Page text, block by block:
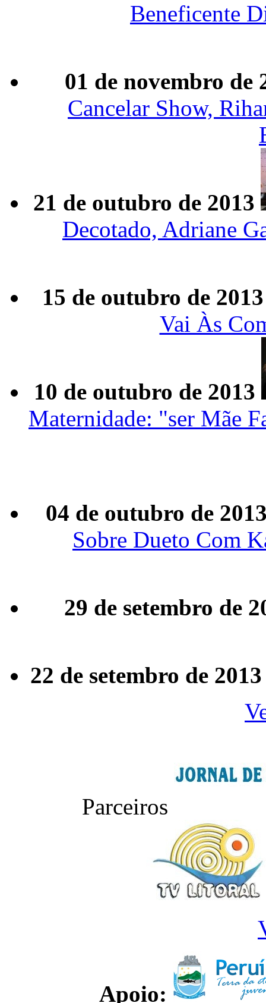
Beneficente
01 de novembro de
Cancelar Show,
21 de outubro de 2013
Decotado, Adriane
15 de outubro de 2013
Vai Às
10 de outubro de 2013
Maternidade: "ser Mãe
04 de outubro de
Sobre Dueto Com
29 de setembro de
22 de setembro de 2013
Parceiros
Apoio: